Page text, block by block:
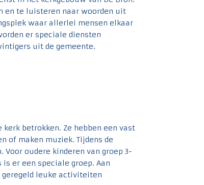
en te luisteren naar woorden uit
waar allerlei mensen elkaar
er speciale diensten
uit de gemeente.
betrokken. Ze hebben een vast
of maken muziek. Tijdens de
oudere kinderen van groep 3-
er een speciale groep. Aan
leuke activiteiten